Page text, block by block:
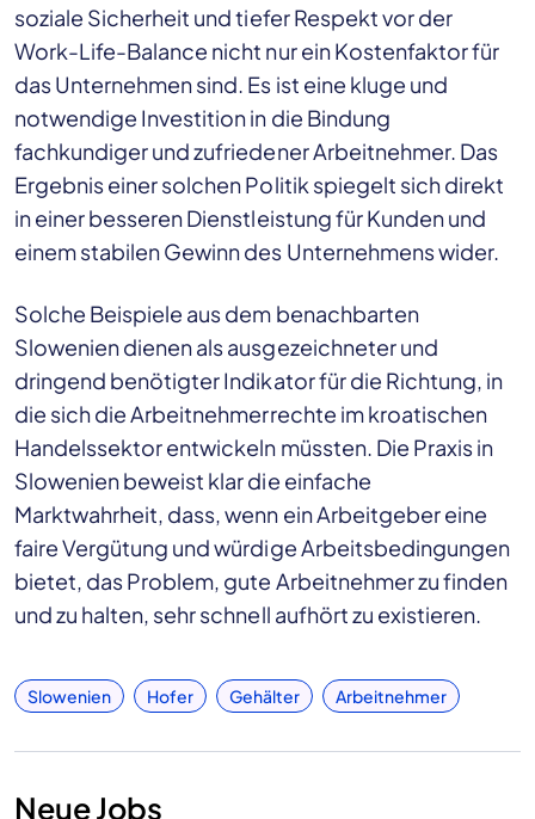
soziale Sicherheit und tiefer Respekt vor der
Work-Life-Balance nicht nur ein Kostenfaktor für
das Unternehmen sind. Es ist eine kluge und
notwendige Investition in die Bindung
fachkundiger und zufriedener Arbeitnehmer. Das
Ergebnis einer solchen Politik spiegelt sich direkt
in einer besseren Dienstleistung für Kunden und
einem stabilen Gewinn des Unternehmens wider.
Solche Beispiele aus dem benachbarten
Slowenien dienen als ausgezeichneter und
dringend benötigter Indikator für die Richtung, in
die sich die Arbeitnehmerrechte im kroatischen
Handelssektor entwickeln müssten. Die Praxis in
Slowenien beweist klar die einfache
Marktwahrheit, dass, wenn ein Arbeitgeber eine
faire Vergütung und würdige Arbeitsbedingungen
bietet, das Problem, gute Arbeitnehmer zu finden
und zu halten, sehr schnell aufhört zu existieren.
Slowenien Hofer Gehälter Arbeitnehmer
Neue Jobs